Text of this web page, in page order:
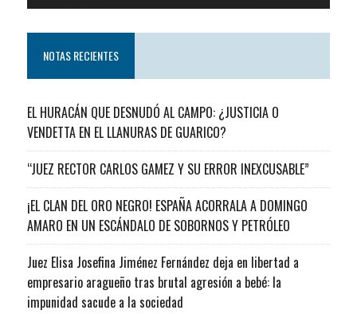
NOTAS RECIENTES
EL HURACÁN QUE DESNUDÓ AL CAMPO: ¿JUSTICIA O
VENDETTA EN EL LLANURAS DE GUARICO?
“JUEZ RECTOR CARLOS GAMEZ Y SU ERROR INEXCUSABLE”
¡EL CLAN DEL ORO NEGRO! ESPAÑA ACORRALA A DOMINGO
AMARO EN UN ESCÁNDALO DE SOBORNOS Y PETRÓLEO
Juez Elisa Josefina Jiménez Fernández deja en libertad a
empresario aragueño tras brutal agresión a bebé: la
impunidad sacude a la sociedad